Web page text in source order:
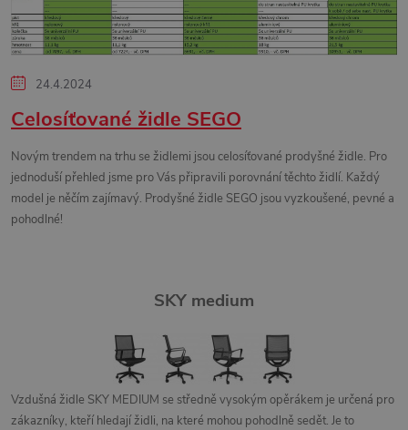
s
č
l
á
n
24.4.2024
Celosíťované židle SEGO
Novým trendem na trhu se židlemi jsou celosíťované prodyšné židle. Pro
jednoduší přehled jsme pro Vás připravili porovnání těchto židlí. Každý
model je něčím zajímavý. Prodyšné židle SEGO jsou vyzkoušené, pevné a
pohodlné!
SKY medium
Vzdušná židle SKY MEDIUM se středně vysokým opěrákem je určená pro
zákazníky, kteří hledají židli, na které mohou pohodlně sedět. Je to